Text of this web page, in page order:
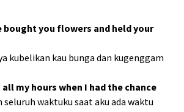
bought you flowers and held your
kubelikan kau bunga dan kugenggam
my hours when I had the chance
seluruh waktuku saat aku ada waktu